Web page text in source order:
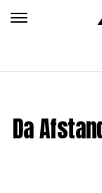
Da